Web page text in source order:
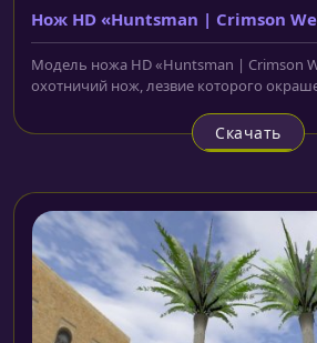
Нож HD «Huntsman | Crimson
Модель ножа HD «Huntsman | Crimson
охотничий нож, лезвие которого
Скачать